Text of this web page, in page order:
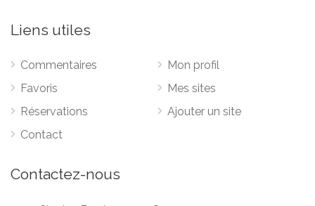
Liens utiles
Commentaires
Favoris
Réservations
Contact
Mon profil
Mes sites
Ajouter un site
Contactez-nous